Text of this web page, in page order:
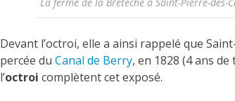
Devant l’octroi, elle a ainsi rappelé que
percée du Canal de Berry, en 1828 (4 ans
l’octroi complètent cet exposé.